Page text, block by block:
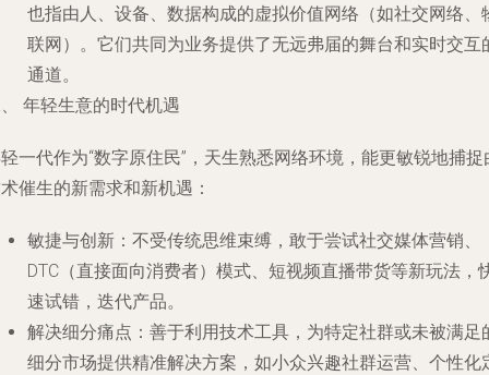
也指由人、设备、数据构成的虚拟价值网络（如社交网络、
联网）。它们共同为业务提供了无远弗届的舞台和实时交互
通道。
年轻生意的时代机遇
一代作为“数字原住民”，天生熟悉网络环境，能更敏锐地捕捉
催生的新需求和新机遇：
敏捷与创新 ：不受传统思维束缚，敢于尝试社交媒体营销、
DTC（直接面向消费者）模式、短视频直播带货等新玩法，
速试错，迭代产品。
解决细分痛点 ：善于利用技术工具，为特定社群或未被满足
细分市场提供精准解决方案，如小众兴趣社群运营、个性化